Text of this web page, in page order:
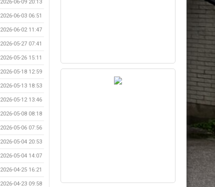
2026-06-09 20:13
2026-06-03 06:51
2026-06-02 11:47
2026-05-27 07:41
2026-05-26 15:11
2026-05-18 12:59
2026-05-13 18:53
2026-05-12 13:46
2026-05-08 08:18
2026-05-06 07:56
2026-05-04 20:53
2026-05-04 14:07
2026-04-25 16:21
2026-04-23 09:58